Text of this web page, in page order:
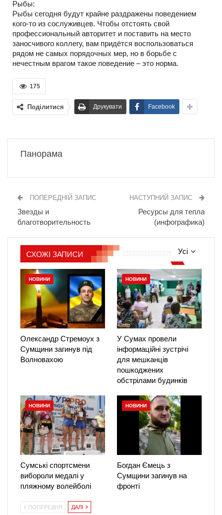
Рыбы:
Рыбы сегодня будут крайне раздражены поведением
кого-то из сослуживцев. Чтобы отстоять свой
профессиональный авторитет и поставить на место
заносчивого коллегу, вам придётся воспользоваться
рядом не самых порядочных мер, но в борьбе с
нечестным врагом такое поведение – это норма.
175
Поділитися Друкувати Facebook
Панорама
ПОПЕРЕДНІЙ ЗАПИС
Звезды и
благотворительность
НАСТУПНИЙ ЗАПИС
Ресурсы для тепла
(инфографика)
Усі
СХОЖІ ЗАПИСИ
НОВИНИ
Олександр Стремоух з
Сумщини загинув під
Волновахою
НОВИНИ
У Сумах провели
інформаційні зустрічі
для мешканців
пошкоджених
обстрілами будинків
НОВИНИ
Сумські спортсмени
вибороли медалі у
пляжному волейболі
НОВИНИ
Богдан Ємець з
Сумщини загинув на
фронті
ПОПЕРЕДНЯ ДАЛІ